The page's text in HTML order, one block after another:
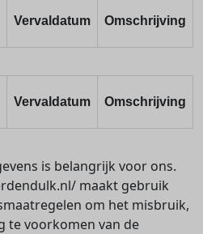
Vervaldatum Omschrijving
Vervaldatum Omschrijving
is belangrijk voor ons.
maakt gebruik
om het misbruik,
te voorkomen van de